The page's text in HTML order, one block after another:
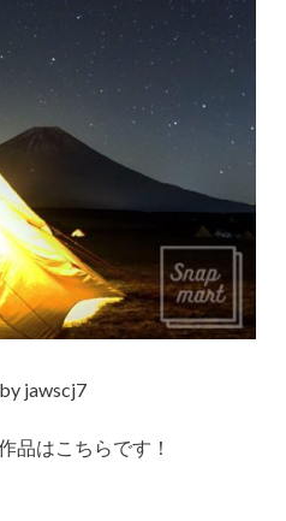
jawscj7
品はこちらです！